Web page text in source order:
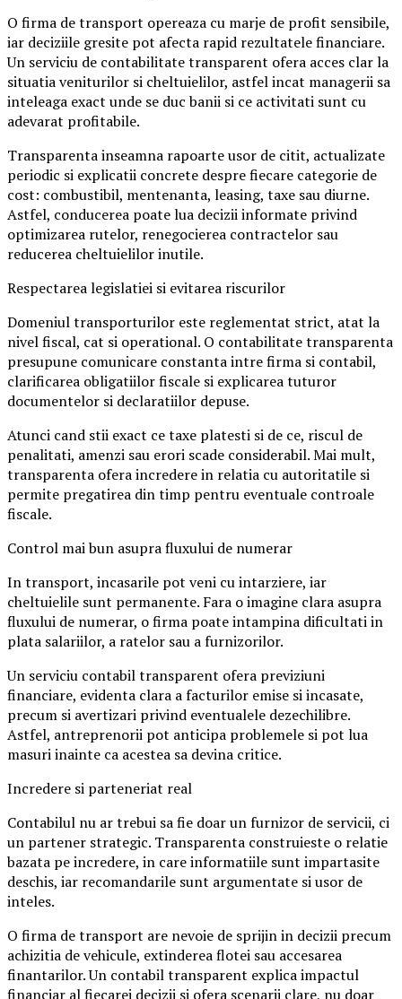
O firma de transport opereaza cu marje de profit sensibile,
iar deciziile gresite pot afecta rapid rezultatele financiare.
Un serviciu de contabilitate transparent ofera acces clar la
situatia veniturilor si cheltuielilor, astfel incat managerii sa
inteleaga exact unde se duc banii si ce activitati sunt cu
adevarat profitabile.
Transparenta inseamna rapoarte usor de citit, actualizate
periodic si explicatii concrete despre fiecare categorie de
cost: combustibil, mentenanta, leasing, taxe sau diurne.
Astfel, conducerea poate lua decizii informate privind
optimizarea rutelor, renegocierea contractelor sau
reducerea cheltuielilor inutile.
Respectarea legislatiei si evitarea riscurilor
Domeniul transporturilor este reglementat strict, atat la
nivel fiscal, cat si operational. O contabilitate transparenta
presupune comunicare constanta intre firma si contabil,
clarificarea obligatiilor fiscale si explicarea tuturor
documentelor si declaratiilor depuse.
Atunci cand stii exact ce taxe platesti si de ce, riscul de
penalitati, amenzi sau erori scade considerabil. Mai mult,
transparenta ofera incredere in relatia cu autoritatile si
permite pregatirea din timp pentru eventuale controale
fiscale.
Control mai bun asupra fluxului de numerar
In transport, incasarile pot veni cu intarziere, iar
cheltuielile sunt permanente. Fara o imagine clara asupra
fluxului de numerar, o firma poate intampina dificultati in
plata salariilor, a ratelor sau a furnizorilor.
Un serviciu contabil transparent ofera previziuni
financiare, evidenta clara a facturilor emise si incasate,
precum si avertizari privind eventualele dezechilibre.
Astfel, antreprenorii pot anticipa problemele si pot lua
masuri inainte ca acestea sa devina critice.
Incredere si parteneriat real
Contabilul nu ar trebui sa fie doar un furnizor de servicii, ci
un partener strategic. Transparenta construieste o relatie
bazata pe incredere, in care informatiile sunt impartasite
deschis, iar recomandarile sunt argumentate si usor de
inteles.
O firma de transport are nevoie de sprijin in decizii precum
achizitia de vehicule, extinderea flotei sau accesarea
finantarilor. Un contabil transparent explica impactul
financiar al fiecarei decizii si ofera scenarii clare, nu doar